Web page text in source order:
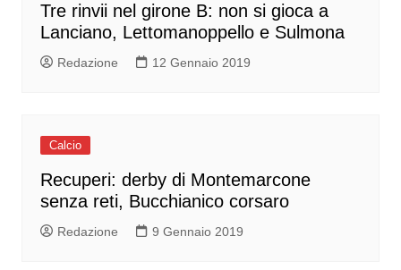
Tre rinvii nel girone B: non si gioca a
Lanciano, Lettomanoppello e Sulmona
Redazione 12 Gennaio 2019
Calcio
Recuperi: derby di Montemarcone
senza reti, Bucchianico corsaro
Redazione 9 Gennaio 2019